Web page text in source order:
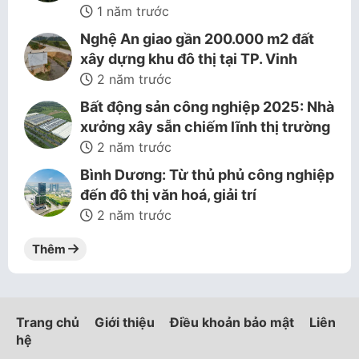
1 năm trước
Nghệ An giao gần 200.000 m2 đất
xây dựng khu đô thị tại TP. Vinh
2 năm trước
Bất động sản công nghiệp 2025: Nhà
xưởng xây sẵn chiếm lĩnh thị trường
2 năm trước
Bình Dương: Từ thủ phủ công nghiệp
đến đô thị văn hoá, giải trí
2 năm trước
Thêm
Trang chủ Giới thiệu Điều khoản bảo mật
Liên
hệ